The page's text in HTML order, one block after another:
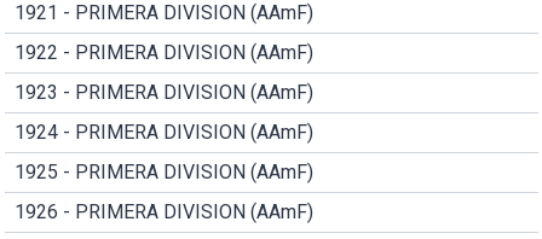
1921 - PRIMERA DIVISION (AAmF)
1922 - PRIMERA DIVISION (AAmF)
1923 - PRIMERA DIVISION (AAmF)
1924 - PRIMERA DIVISION (AAmF)
1925 - PRIMERA DIVISION (AAmF)
1926 - PRIMERA DIVISION (AAmF)